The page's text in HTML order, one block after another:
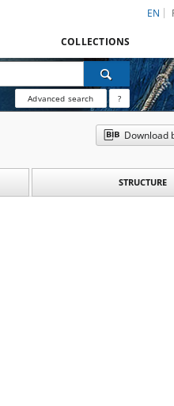
EN
COLLECTIONS
Advanced search ?
Download
STRUCTURE